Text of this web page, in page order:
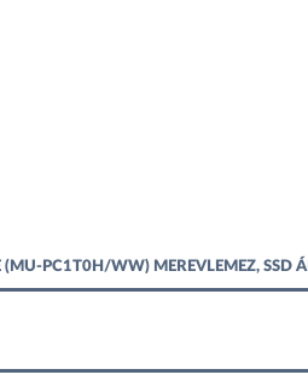
PC1T0H/WW) MEREVLEMEZ, SSD